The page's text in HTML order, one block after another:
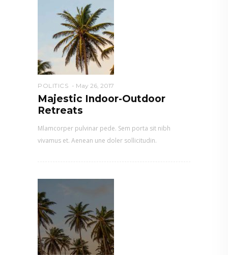
POLITICS May 26, 2017
Majestic Indoor-Outdoor
Retreats
Mlamcorper pulvinar pede. Sem porta sit nibh
vivamus et. Aenean une doler sollicitudin.